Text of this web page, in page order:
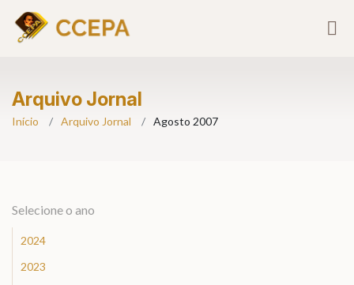
Arquivo Jornal
Início Arquivo Jornal Agosto 2007
Selecione o ano
2024
2023